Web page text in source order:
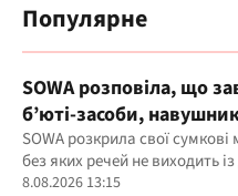
Популярне
SOWA розповіла, що
б’юті-засоби,
SOWA розкрила свої сумкові
без яких речей не виходить
8.08.2026 13:15